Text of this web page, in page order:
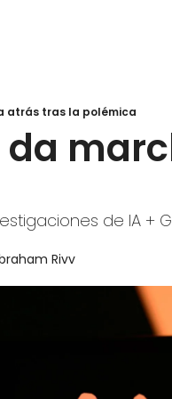
atrás tras la polémica
da
de IA +
Rivv